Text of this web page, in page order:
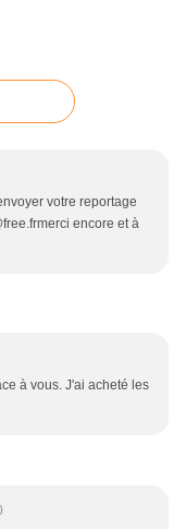
votre reportage
encore et à
à vous. J'ai acheté les